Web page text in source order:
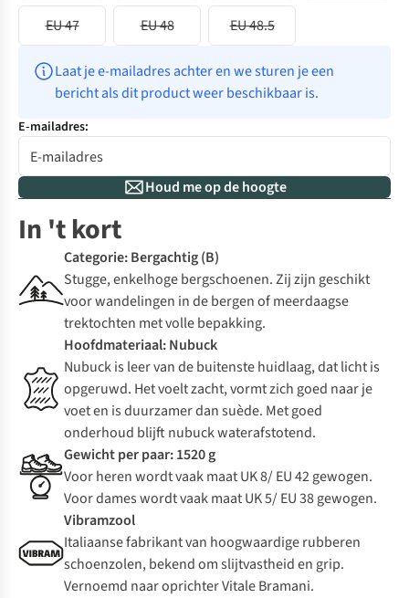
EU 47 EU 48 EU 48.5
Laat je e-mailadres achter en we sturen je een
bericht als dit product weer beschikbaar is.
E-mailadres:
Houd me op de hoogte
In 't kort
Categorie: Bergachtig (B)
Stugge, enkelhoge bergschoenen. Zij zijn geschikt
voor wandelingen in de bergen of meerdaagse
trektochten met volle bepakking.
Hoofdmateriaal: Nubuck
Nubuck is leer van de buitenste huidlaag, dat licht is
opgeruwd. Het voelt zacht, vormt zich goed naar je
voet en is duurzamer dan suède. Met goed
onderhoud blijft nubuck waterafstotend.
Gewicht per paar: 1520 g
Voor heren wordt vaak maat UK 8/ EU 42 gewogen.
Voor dames wordt vaak maat UK 5/ EU 38 gewogen.
Vibramzool
Italiaanse fabrikant van hoogwaardige rubberen
schoenzolen, bekend om slijtvastheid en grip.
Vernoemd naar oprichter Vitale Bramani.